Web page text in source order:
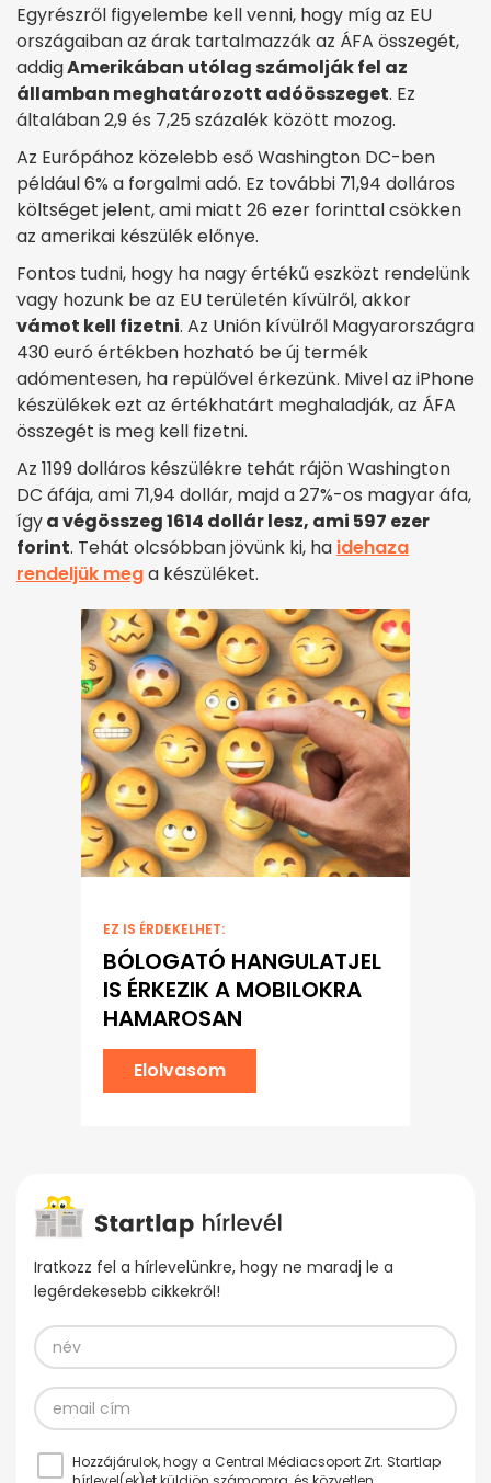
Egyrészről figyelembe kell venni, hogy míg az EU
országaiban az árak tartalmazzák az ÁFA összegét,
addigAmerikában utólag számolják fel az
államban meghatározott adóösszeget. Ez
általában 2,9 és 7,25 százalék között mozog.
Az Európához közelebb eső Washington DC-ben
például 6% a forgalmi adó. Ez további 71,94 dolláros
költséget jelent, ami miatt 26 ezer forinttal csökken
az amerikai készülék előnye.
Fontos tudni, hogy ha nagy értékű eszközt rendelünk
vagy hozunk be az EU területén kívülről, akkor
vámot kell fizetni. Az Unión kívülről Magyarországra
430 euró értékben hozható be új termék
adómentesen, ha repülővel érkezünk. Mivel az iPhone
készülékek ezt az értékhatárt meghaladják, az ÁFA
összegét is meg kell fizetni.
Az 1199 dolláros készülékre tehát rájön Washington
DC áfája, ami 71,94 dollár, majd a 27%-os magyar áfa,
ígya végösszeg 1614 dollár lesz, ami 597 ezer
forint. Tehát olcsóbban jövünk ki, ha idehaza
rendeljük mega készüléket.
EZ IS ÉRDEKELHET:
BÓLOGATÓ HANGULATJEL
IS ÉRKEZIK A MOBILOKRA
HAMAROSAN
Elolvasom
Iratkozz fel a hírlevelünkre, hogy ne maradj le a
legérdekesebb cikkekről!
Hozzájárulok, hogy a Central Médiacsoport Zrt. Startlap